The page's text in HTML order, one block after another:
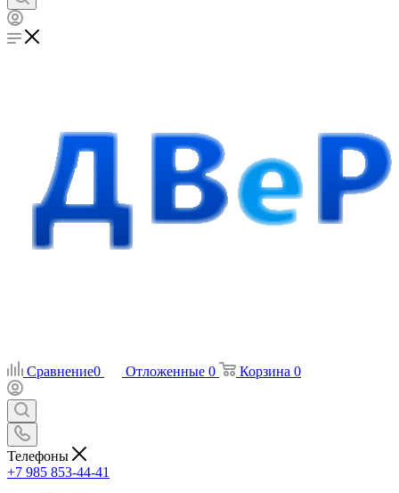
Сравнение0 Отложенные 0 Корзина 0
Телефоны
+7 985 853-44-41